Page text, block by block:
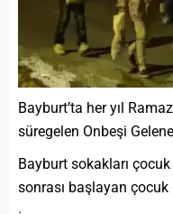
Bayburt’ta her yıl
süregelen Onbeşi
Bayburt sokakları
sonrası başlayan